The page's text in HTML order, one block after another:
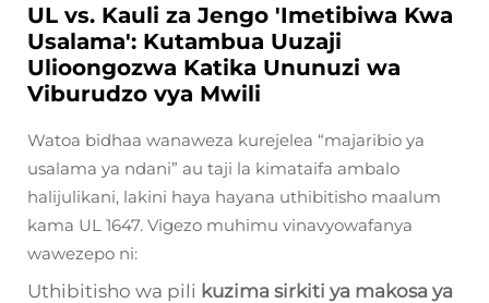
UL vs. Kauli za Jengo 'Imetibiwa Kwa
Usalama': Kutambua Uuzaji
Ulioongozwa Katika Ununuzi wa
Viburudzo vya Mwili
Watoa bidhaa wanaweza kurejelea “majaribio ya
usalama ya ndani” au taji la kimataifa ambalo
halijulikani, lakini haya hayana uthibitisho maalum
kama UL 1647. Vigezo muhimu vinavyowafanya
wawezepo ni:
Uthibitisho wa pili kuzima sirkiti ya makosa ya